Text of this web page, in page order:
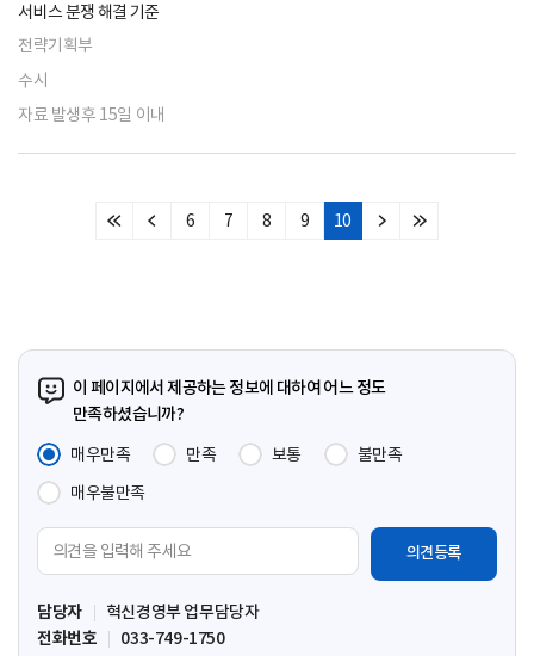
서비스 분쟁 해결 기준
전략기획부
수시
자료 발생후 15일 이내
처
이
6 7 8 9 10
다
마
이 페이지에서 제공하는 정보에 대하여 어느 정도
만족하셨습니까?
매우만족
만족 보통
불만족
매우불만족
견
입
력
담당자
혁신경영부 업무담당자
전화번호
033-749-1750